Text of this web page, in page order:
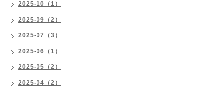
2025-10（1）
2025-09（2）
2025-07（3）
2025-06（1）
2025-05（2）
2025-04（2）